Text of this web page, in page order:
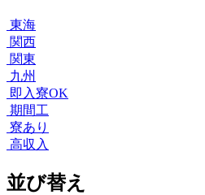
東海
関西
関東
九州
即入寮OK
期間工
寮あり
高収入
並び替え